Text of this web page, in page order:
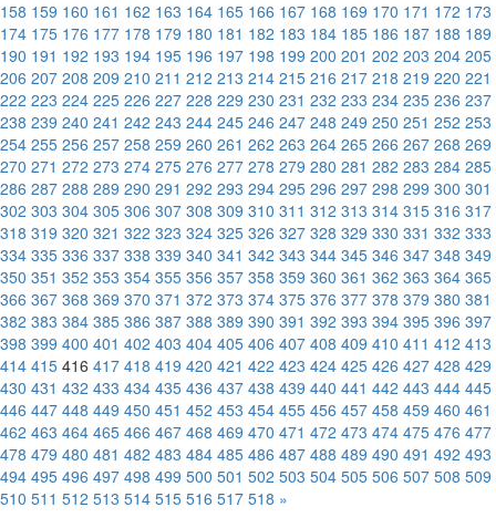
158 159 160 161 162 163 164 165 166 167 168 169 170 171 172 173
174 175 176 177 178 179 180 181 182 183 184 185 186 187 188 189
190 191 192 193 194 195 196 197 198 199 200 201 202 203 204 205
206 207 208 209 210 211 212 213 214 215 216 217 218 219 220 221
222 223 224 225 226 227 228 229 230 231 232 233 234 235 236 237
238 239 240 241 242 243 244 245 246 247 248 249 250 251 252 253
254 255 256 257 258 259 260 261 262 263 264 265 266 267 268 269
270 271 272 273 274 275 276 277 278 279 280 281 282 283 284 285
286 287 288 289 290 291 292 293 294 295 296 297 298 299 300 301
302 303 304 305 306 307 308 309 310 311 312 313 314 315 316 317
318 319 320 321 322 323 324 325 326 327 328 329 330 331 332 333
334 335 336 337 338 339 340 341 342 343 344 345 346 347 348 349
350 351 352 353 354 355 356 357 358 359 360 361 362 363 364 365
366 367 368 369 370 371 372 373 374 375 376 377 378 379 380 381
382 383 384 385 386 387 388 389 390 391 392 393 394 395 396 397
398 399 400 401 402 403 404 405 406 407 408 409 410 411 412 413
414 415 416 417 418 419 420 421 422 423 424 425 426 427 428 429
430 431 432 433 434 435 436 437 438 439 440 441 442 443 444 445
446 447 448 449 450 451 452 453 454 455 456 457 458 459 460 461
462 463 464 465 466 467 468 469 470 471 472 473 474 475 476 477
478 479 480 481 482 483 484 485 486 487 488 489 490 491 492 493
494 495 496 497 498 499 500 501 502 503 504 505 506 507 508 509
510 511 512 513 514 515 516 517 518 »